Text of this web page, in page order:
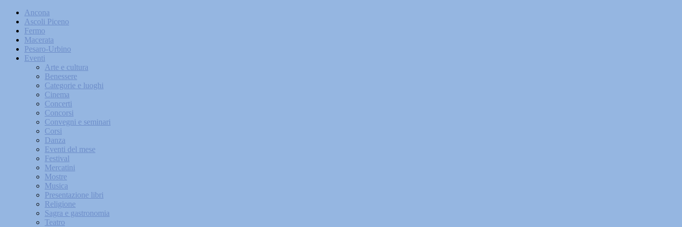
Ancona
Ascoli Piceno
Fermo
Macerata
Pesaro-Urbino
Eventi
Arte e cultura
Benessere
Categorie e luoghi
Cinema
Concerti
Concorsi
Convegni e seminari
Corsi
Danza
Eventi del mese
Festival
Mercatini
Mostre
Musica
Presentazione libri
Religione
Sagra e gastronomia
Teatro